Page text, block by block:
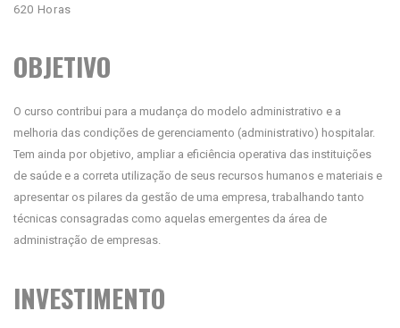
620 Horas
OBJETIVO
O curso contribui para a mudança do modelo administrativo e a
melhoria das condições de gerenciamento (administrativo) hospitalar.
Tem ainda por objetivo, ampliar a eficiência operativa das instituições
de saúde e a correta utilização de seus recursos humanos e materiais e
apresentar os pilares da gestão de uma empresa, trabalhando tanto
técnicas consagradas como aquelas emergentes da área de
administração de empresas.
INVESTIMENTO